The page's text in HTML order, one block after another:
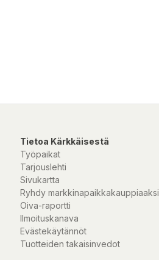
Tietoa Kärkkäisestä
Työpaikat
Tarjouslehti
Sivukartta
Ryhdy markkinapaikkakauppiaaksi
Oiva-raportti
Ilmoituskanava
Evästekäytännöt
Tuotteiden takaisinvedot